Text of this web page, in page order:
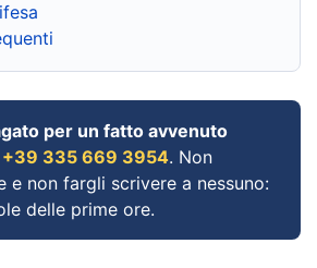
per un fatto avvenuto
+39 335 669 3954. Non
e non fargli scrivere a nessuno:
delle prime ore.